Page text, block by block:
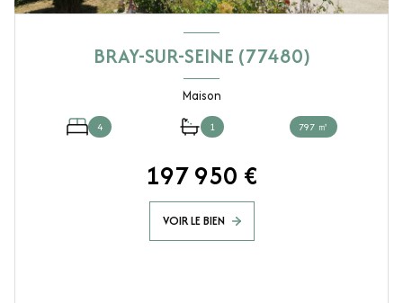
BRAY-SUR-SEINE (77480)
Maison
4 1 797 ㎡
197 950 €
VOIR LE BIEN